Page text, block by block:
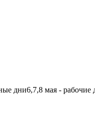
дни6,7,8 мая -